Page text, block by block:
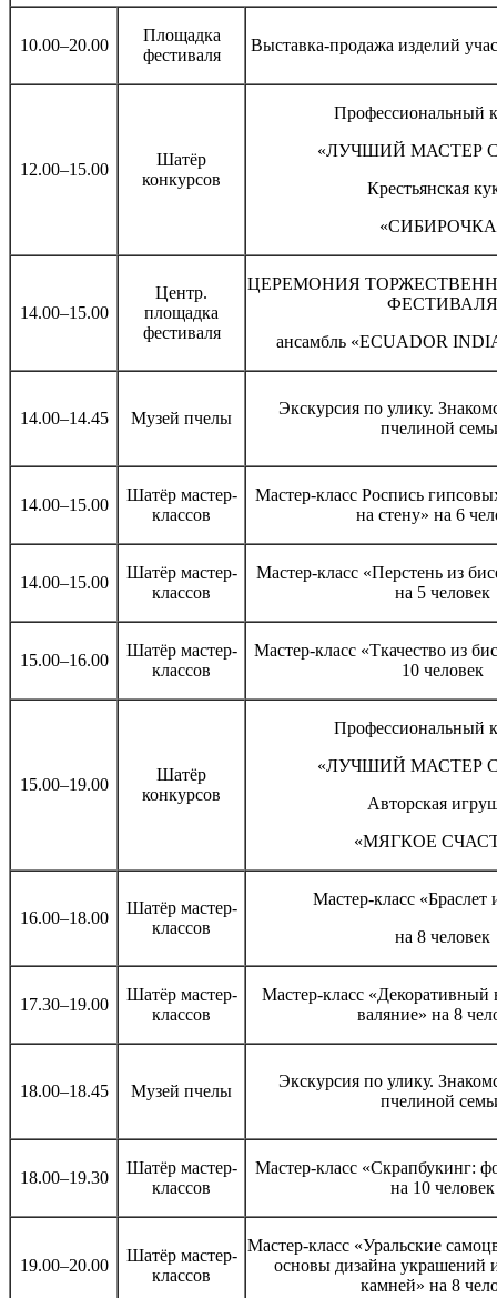
10.00–20.00
Площадка
фестиваля
Выставка-продажа изделий
12.00–15.00
Шатёр
конкурсов
Профессиональный
«ЛУЧШИЙ МАСТЕР
Крестьянская
14.00–15.00
Центр.
площадка
фестиваля
ЦЕРЕМОНИЯ
ФЕСТИВАЛЯ
ансамбль «ECUADOR
14.00–14.45 Музей пчелы
Экскурсия по улику.
пчелиной
14.00–15.00
Шатёр мастер-
классов
Мастер-класс Роспись
на стену» на 6
14.00–15.00
Шатёр мастер-
классов
Мастер-класс «Перстень из
на 5 человек
15.00–16.00
Шатёр мастер-
классов
Мастер-класс «Ткачество из
10 человек
15.00–19.00
Шатёр
конкурсов
Профессиональный
«ЛУЧШИЙ МАСТЕР
Авторская
«МЯГКОЕ
16.00–18.00
Шатёр мастер-
классов
Мастер-класс «Браслет
на 8 человек
17.30–19.00
Шатёр мастер-
классов
Мастер-класс «Декоративный
валяние» на 8
18.00–18.45 Музей пчелы
Экскурсия по улику.
пчелиной
18.00–19.30
Шатёр мастер-
классов
Мастер-класс «Скрапбукинг:
на 10 человек
19.00–20.00
Шатёр мастер-
классов
Мастер-класс «Уральские
основы дизайна украшений
камней» на 8